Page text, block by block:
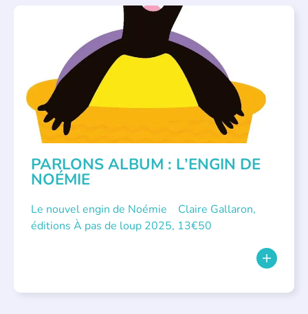
PARLONS ALBUM : L’ENGIN DE
NOÉMIE
Le nouvel engin de Noémie Claire Gallaron,
éditions À pas de loup 2025, 13€50